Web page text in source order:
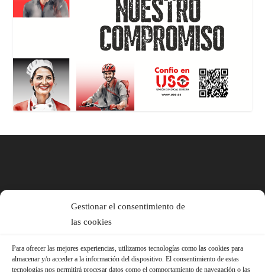
Gestionar el consentimiento de
las cookies
Para ofrecer las mejores experiencias, utilizamos tecnologías como las cookies para
almacenar y/o acceder a la información del dispositivo. El consentimiento de estas
tecnologías nos permitirá procesar datos como el comportamiento de navegación o las